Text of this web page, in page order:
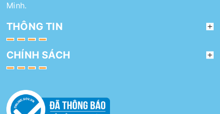
Minh.
THÔNG TIN
CHÍNH SÁCH